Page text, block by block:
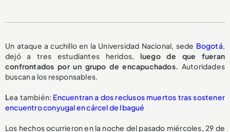
Un ataque a cuchillo en la Universidad Nacional, sede Bogotá,
dejó a tres estudiantes heridos, luego de que fueran
confrontados por un grupo de encapuchados. Autoridades
buscan a los responsables.
Lea también: Encuentran a dos reclusos muertos tras sostener
encuentro conyugal en cárcel de Ibagué
Los hechos ocurrieron en la noche del pasado miércoles, 29 de